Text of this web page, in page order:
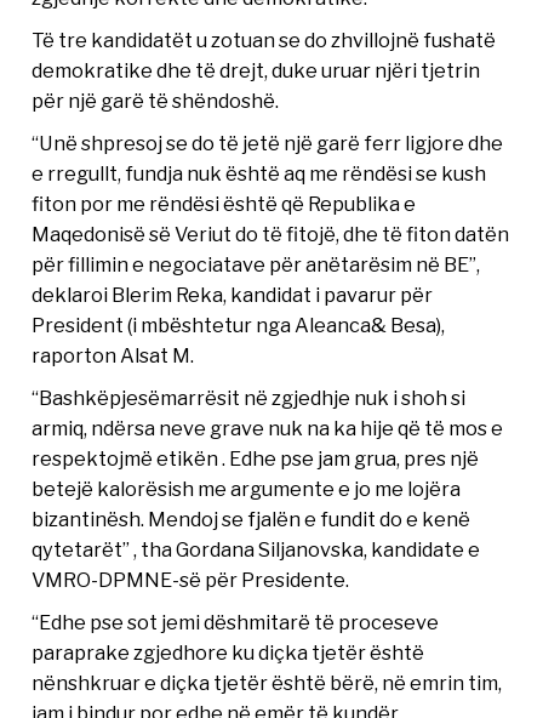
Të tre kandidatët u zotuan se do zhvillojnë fushatë
demokratike dhe të drejt, duke uruar njëri tjetrin
për një garë të shëndoshë.
“Unë shpresoj se do të jetë një garë ferr ligjore dhe
e rregullt, fundja nuk është aq me rëndësi se kush
fiton por me rëndësi është që Republika e
Maqedonisë së Veriut do të fitojë, dhe të fiton datën
për fillimin e negociatave për anëtarësim në BE”,
deklaroi Blerim Reka, kandidat i pavarur për
President (i mbështetur nga Aleanca& Besa),
raporton Alsat M.
“Bashkëpjesëmarrësit në zgjedhje nuk i shoh si
armiq, ndërsa neve grave nuk na ka hije që të mos e
respektojmë etikën . Edhe pse jam grua, pres një
betejë kalorësish me argumente e jo me lojëra
bizantinësh. Mendoj se fjalën e fundit do e kenë
qytetarët” , tha Gordana Siljanovska, kandidate e
VMRO-DPMNE-së për Presidente.
“Edhe pse sot jemi dëshmitarë të proceseve
paraprake zgjedhore ku diçka tjetër është
nënshkruar e diçka tjetër është bërë, në emrin tim,